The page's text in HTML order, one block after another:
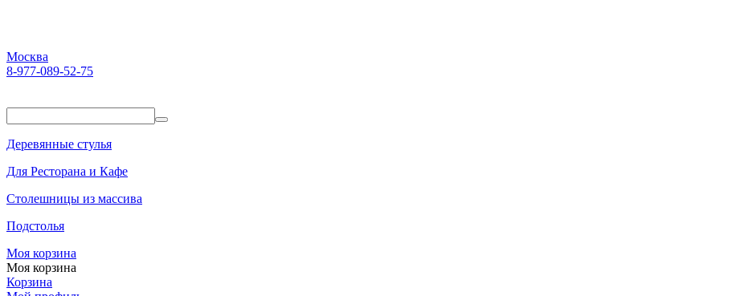
Москва
8-977-089-52-75
Деревянные стулья
Для Ресторана и Кафе
Столешницы из массива
Подстолья
Моя корзина
Моя корзина
Корзина